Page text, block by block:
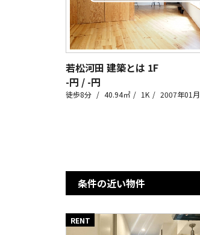
若松河田 建築とは 1F
-円 / -円
徒歩8分 40.94㎡ 1K 2007年01月
条件の近い物件
RENT